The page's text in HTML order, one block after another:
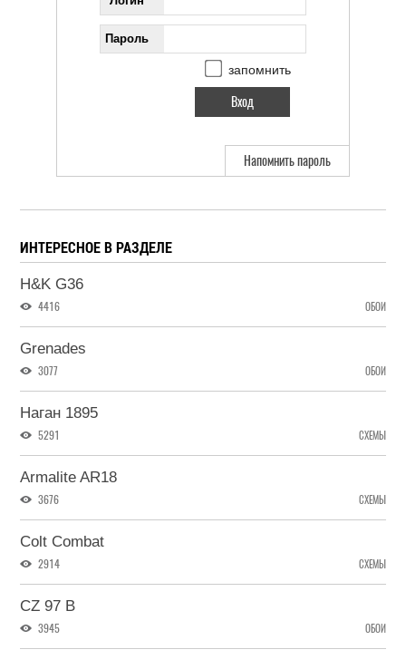
Пароль
запомнить
Напомнить пароль
ИНТЕРЕСНОЕ В РАЗДЕЛЕ
H&K G36
4416 ОБОИ
Grenades
3077 ОБОИ
Наган 1895
5291 СХЕМЫ
Armalite AR18
3676 СХЕМЫ
Colt Combat
2914 СХЕМЫ
CZ 97 B
3945 ОБОИ